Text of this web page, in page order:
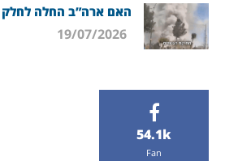
האם ארה”ב החלה לחלק
54.1k
Fan